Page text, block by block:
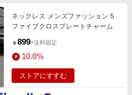
ネックレス メンズファッション 5
ファイブクロスプレートチャーム
￥ 899+送料固定
10.0%
ストアにすすむ